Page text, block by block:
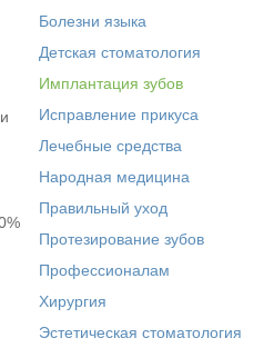
Болезни языка
Детская стоматология
Имплантация зубов
Исправление прикуса
Лечебные средства
Народная медицина
Правильный уход
Протезирование зубов
Профессионалам
Хирургия
Эстетическая стоматология